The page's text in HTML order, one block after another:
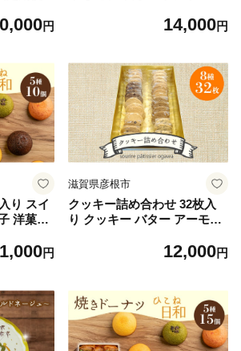
キヌム
賀 彦根
円
雑貨 四番町スクエア 彦根 滋
ス メンズ コンパクト カード
ケース 革 キャラクターグッ
ズ
14,000円
り スイ
洋菓子
根日和
ント 滋
円
滋賀県彦根市
クッキー詰め合わせ 32枚入
り クッキー バター アーモン
ごま ゴマ チーズ カフェ チョ
ギフト 滋賀 彦根
12,000円